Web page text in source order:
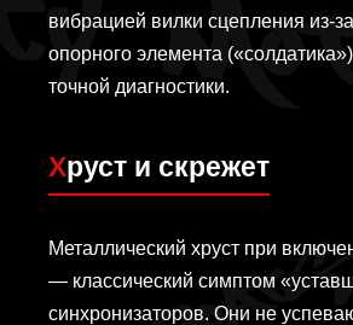
вибрацией вилки сцепления из-
опорного элемента
точной диагностики.
Хруст и скрежет
Металлический хруст при
— классический симптом
синхронизаторов. Они не